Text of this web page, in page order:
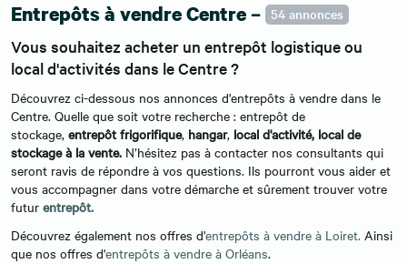
Entrepôts à vendre Centre – 54 annonces
Vous souhaitez acheter un entrepôt logistique ou
local d'activités dans le Centre ?
Découvrez ci-dessous nos annonces d'entrepôts à vendre dans le
Centre. Quelle que soit votre recherche : entrepôt de
stockage, entrepôt frigorifique, hangar, local d'activité, local de
stockage à la vente. N’hésitez pas à contacter nos consultants qui
seront ravis de répondre à vos questions. Ils pourront vous aider et
vous accompagner dans votre démarche et sûrement trouver votre
futur entrepôt.
Découvrez également nos offres d'entrepôts à vendre à Loiret. Ainsi
que nos offres d'entrepôts à vendre à Orléans.